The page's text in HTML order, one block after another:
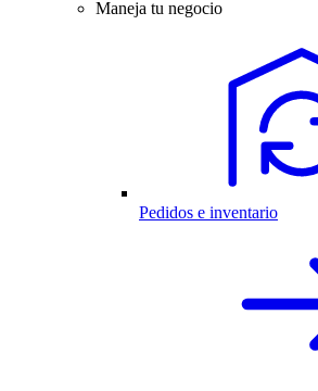
Maneja tu negocio
Pedidos e inventario